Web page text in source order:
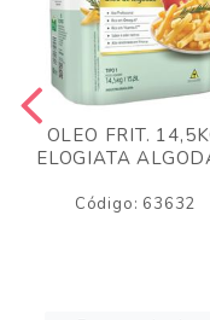
OLEO FRIT.
ELOGIATA
Código: 63632